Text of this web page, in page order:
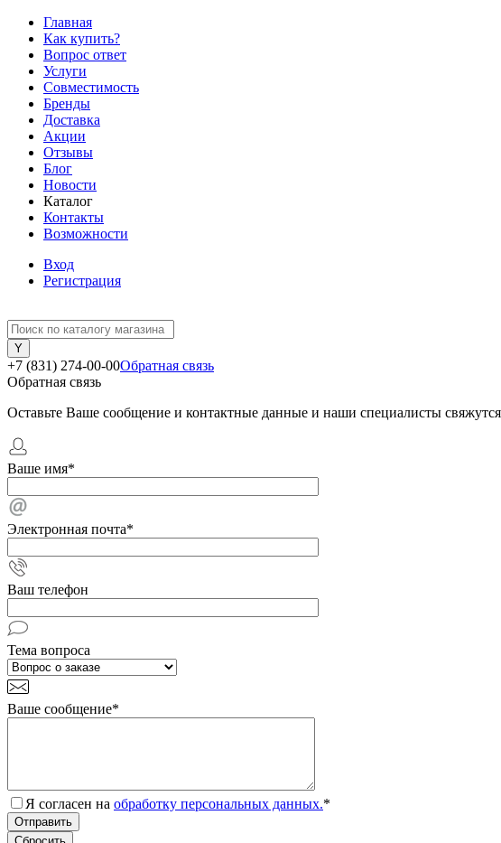
Главная
Как купить?
Вопрос ответ
Услуги
Совместимость
Бренды
Доставка
Акции
Отзывы
Блог
Новости
Каталог
Контакты
Возможности
Вход
Регистрация
+7 (831) 274-00-00Обратная связь
Обратная связь
Оставьте Ваше сообщение и контактные данные и наши специалисты
Ваше имя*
Электронная почта*
Ваш телефон
Тема вопроса
Ваше сообщение*
Я согласен на обработку персональных данных.*